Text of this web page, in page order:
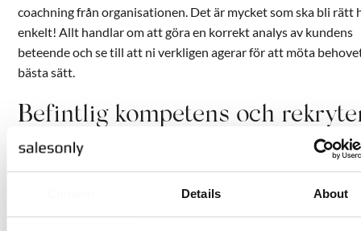
Details About
coachning från organisationen. Det är mycket som ska bli rätt
enkelt! Allt handlar om att göra en korrekt analys av kundens
beteende och se till att ni verkligen agerar för att möta
bästa sätt.
Befintlig kompetens och
På samma sätt gäller det att bygga ett team med säljprofiler
rätt kompetens utifrån den köplogik ert företaget och era
befinner sig i. Se över om kompetensen du har idag matchar
krävs för att möta kundernas behov i framtiden. Kan ni följa